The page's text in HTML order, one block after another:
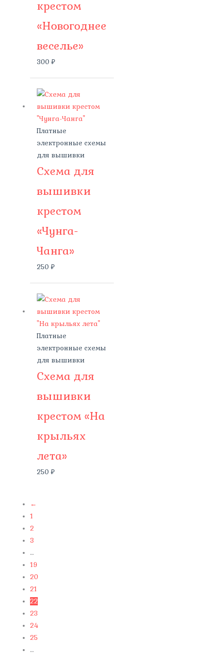
крестом
«Новогоднее
веселье»
300 ₽
Платные
электронные схемы
для вышивки
Схема для
вышивки
крестом
«Чунга-
Чанга»
250 ₽
Платные
электронные схемы
для вышивки
Схема для
вышивки
крестом «На
крыльях
лета»
250 ₽
←
1
2
3
…
19
20
21
22
23
24
25
…